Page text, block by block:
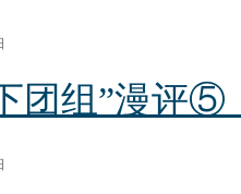
团组”漫评⑤